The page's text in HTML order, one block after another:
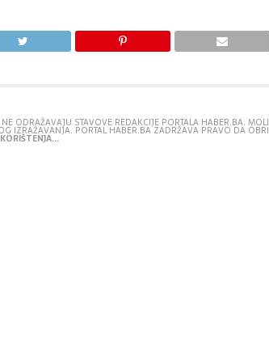
ODRAŽAVAJU STAVOVE REDAKCIJE PORTALA HABER.BA.
IZRAŽAVANJA. PORTAL HABER.BA ZADRŽAVA PRAVO DA